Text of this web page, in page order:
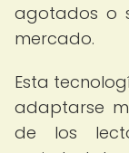
agotados o
mercado.
Esta
adaptarse
de los